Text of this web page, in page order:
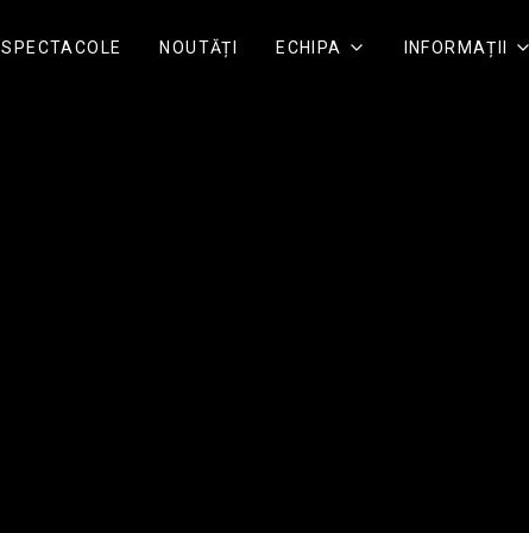
SPECTACOLE NOUTĂȚI ECHIPA INFORMAȚII